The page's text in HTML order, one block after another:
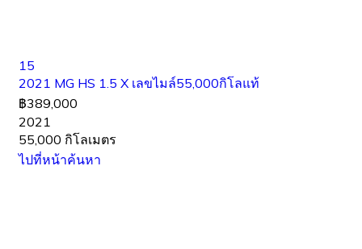
15
2021 MG HS 1.5 X เลขไมล์55,000กิโลแท้
฿389,000
2021
55,000 กิโลเมตร
ไปที่หน้าค้นหา